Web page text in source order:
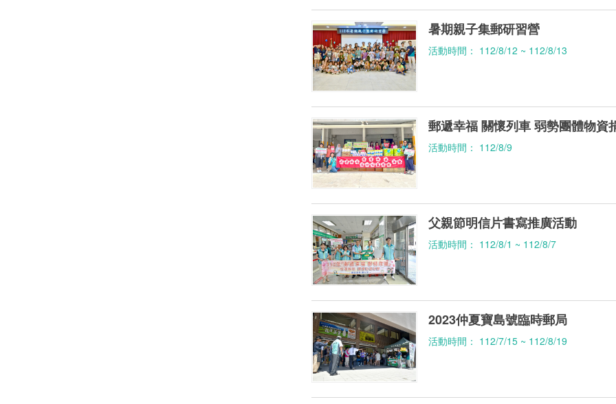
暑期親子集郵研習營
活動時間： 112/8/12 ~ 112/8/13
郵遞幸福 關懷列車 弱勢團體物資
活動時間： 112/8/9
父親節明信片書寫推廣活動
活動時間： 112/8/1 ~ 112/8/7
2023仲夏寶島號臨時郵局
活動時間： 112/7/15 ~ 112/8/19